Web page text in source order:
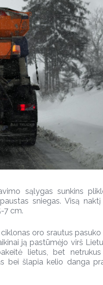
sąlygas sunkins
sniegas. Visą
7 cm.
oro srautus pasuko
ją pastūmėjo virš
lietus, bet
bei šlapia kelio danga